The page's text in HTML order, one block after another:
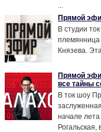
...
Прямой
В студии
Князева.
Прямой
все тайны
В ток шоу
начале